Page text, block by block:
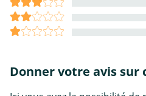
Donner votre avis sur